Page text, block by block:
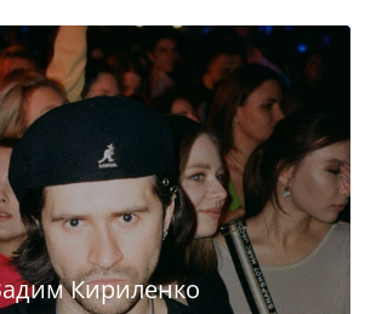
Кириленко